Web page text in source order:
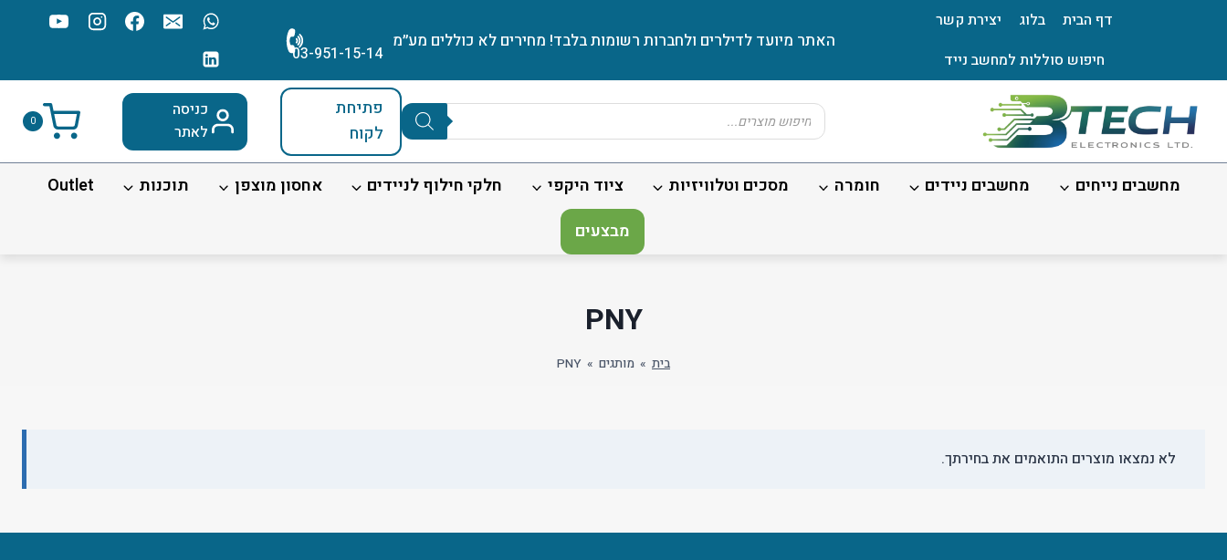
דף הבית בלוג
יצירת קשר
חיפוש סוללות למחשב נייד
האתר מיועד לדילרים ולחברות רשומות בלבד! מחירים לא כוללים מע׳׳מ
03-951-15-14
Products
search
פתיחת
לקוח
כניסה
לאתר
0
מחשבים נייחים מחשבים ניידים חומרה מסכים וטלוויזיות ציוד היקפי חלקי חילוף לניידים אחסון מוצפן תוכנות
Outlet
מבצעים
PNY
בית » מותגים »
PNY
לא נמצאו מוצרים התואמים את בחירתך.